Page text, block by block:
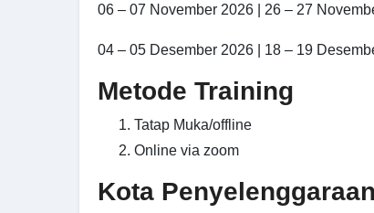
06 – 07 November 2026 | 26 – 27
04 – 05 Desember 2026 | 18 – 19
Metode Training
Tatap Muka/offline
Online via zoom
Kota